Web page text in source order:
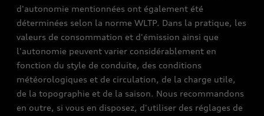
d'autonomie mentionnées ont également été
déterminées selon la norme WLTP. Dans la pratique, les
valeurs de consommation et d'émission ainsi que
l'autonomie peuvent varier considérablement en
fonction du style de conduite, des conditions
météorologiques et de circulation, de la charge utile,
de la topographie et de la saison. Nous recommandons
en outre, si vous en disposez, d'utiliser des réglages de